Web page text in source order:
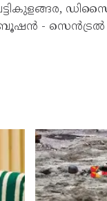
-